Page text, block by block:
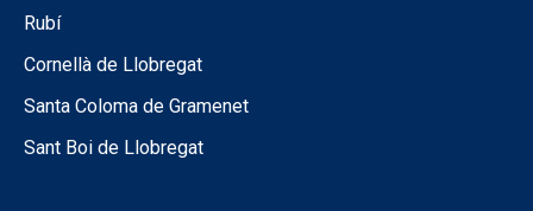
Rubí
Cornellà de Llobregat
Santa Coloma de Gramenet
Sant Boi de Llobregat